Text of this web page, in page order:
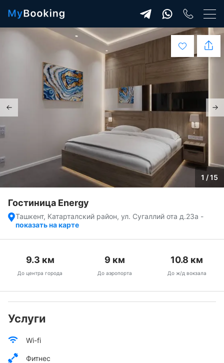
1 / 15
Гостиница Energy
Ташкент, Катарталский район, ул. Сугаллий ота д.23а -
показать на карте
9.3 км
До центра города
9 км
До аэропорта
10.8 км
До ж/д вокзала
Услуги
Wi-fi
Фитнес